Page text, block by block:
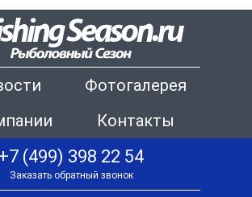
Фотогалерея
Контакты
+7 (499) 398 22 54
Заказать обратный звонок